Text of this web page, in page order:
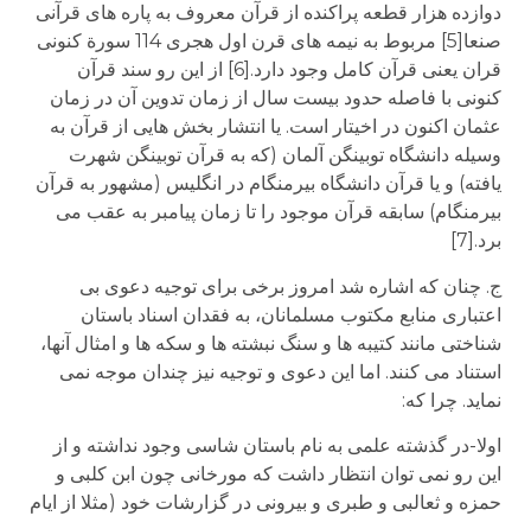
دوازده هزار قطعه پراکنده از قرآن معروف به پاره های قرآنی
صنعا[5] مربوط به نیمه های قرن اول هجری 114 سورة کنونی
قران یعنی قرآن کامل وجود دارد.[6] از این رو سند قرآن
کنونی با فاصله حدود بیست سال از زمان تدوین آن در زمان
عثمان اکنون در اخیتار است. یا انتشار بخش هایی از قرآن به
وسیله دانشگاه توبینگن آلمان (که به قرآن توبینگن شهرت
یافته) و یا قرآن دانشگاه بیرمنگام در انگلیس (مشهور به قرآن
بیرمنگام) سابقه قرآن موجود را تا زمان پیامبر به عقب می
برد.[7]
ج. چنان که اشاره شد امروز برخی برای توجیه دعوی بی
اعتباری منابع مکتوب مسلمانان، به فقدان اسناد باستان
شناختی مانند کتیبه ها و سنگ نبشته ها و سکه ها و امثال آنها،
استناد می کنند. اما این دعوی و توجیه نیز چندان موجه نمی
نماید. چرا که:
اولا-در گذشته علمی به نام باستان شاسی وجود نداشته و از
این رو نمی توان انتظار داشت که مورخانی چون ابن کلبی و
حمزه و ثعالبی و طبری و بیرونی در گزارشات خود (مثلا از ایام